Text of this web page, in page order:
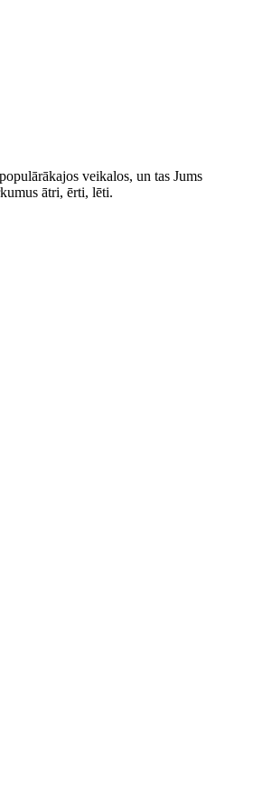
veikalos, un tas Jums
ātri, ērti, lēti.